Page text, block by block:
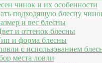
чинок и их особенности
подходящую блесну
и вес блесны
и оттенок блесны
и форма блесны
с использованием
места ловли